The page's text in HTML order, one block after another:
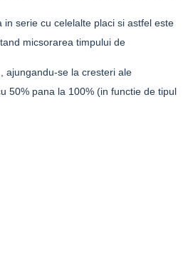
in serie cu celelalte placi si astfel este
micsorarea timpului de
ajungandu-se la cresteri ale
50% pana la 100% (in functie de tipul